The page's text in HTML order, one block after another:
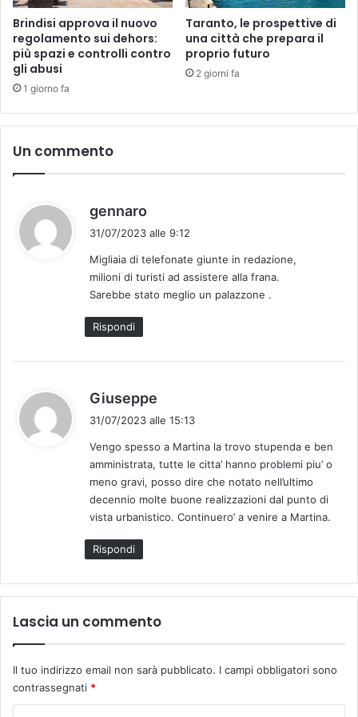
Brindisi approva il nuovo
regolamento sui dehors:
più spazi e controlli contro
gli abusi
1 giorno fa
Taranto, le prospettive di
una città che prepara il
proprio futuro
2 giorni fa
Un commento
gennaro
e
t
t
31/07/2023 alle 9:12
Migliaia di telefonate giunte in redazione,
milioni di turisti ad assistere alla frana.
Sarebbe stato meglio un palazzone .
Rispondi
Giuseppe
e
t
t
o
:
31/07/2023 alle 15:13
Vengo spesso a Martina la trovo stupenda e ben
amministrata, tutte le citta’ hanno problemi piu’ o
meno gravi, posso dire che notato nell’ultimo
decennio molte buone realizzazioni dal punto di
vista urbanistico. Continuero’ a venire a Martina.
Rispondi
Lascia un commento
Il tuo indirizzo email non sarà pubblicato. I campi obbligatori sono
contrassegnati *